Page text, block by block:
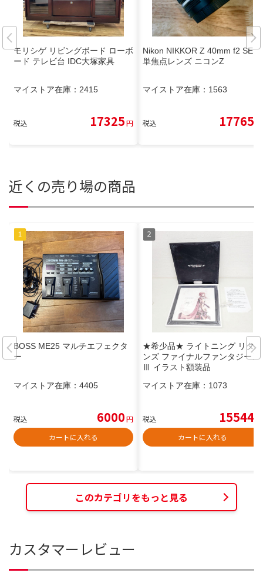
モリシゲ リビングボード ローボ
ード テレビ台 IDC大塚家具
マイストア在庫： 2415
税込 17325円
Nikon NIKKOR Z 40mm f2 SE
単焦点レンズ ニコンZ
マイストア在庫： 1563
税込 17765
近くの売り場の商品
BOSS ME25 マルチエフェクタ
ー
マイストア在庫： 4405
税込 6000円
カートに入れる
★希少品★ ライトニング リター
ンズ ファイナルファンタジーⅩ
Ⅲ イラスト額装品
マイストア在庫： 1073
税込 15544
カートに入れる
このカテゴリをもっと見る
カスタマーレビュー